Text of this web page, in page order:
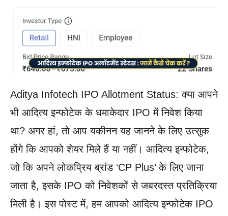
Aditya Infotech IPO Allotment Status: क्या आपने
भी आदित्य इन्फोटेक के धमाकेदार IPO में निवेश किया
था? अगर हां, तो आप यकीनन यह जानने के लिए उत्सुक
होंगे कि आपको शेयर मिले हैं या नहीं। आदित्य इन्फोटेक,
जो कि अपने लोकप्रिय ब्रांड ‘CP Plus’ के लिए जाना
जाता है, इसके IPO को निवेशकों से जबरदस्त प्रतिक्रिया
मिली है। इस पोस्ट में, हम आपको आदित्य इन्फोटेक IPO